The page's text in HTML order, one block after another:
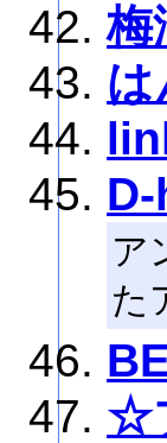
梅
は
ア
た
☆